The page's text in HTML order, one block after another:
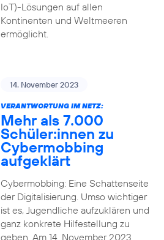
IoT)-Lösungen auf allen
Kontinenten und Weltmeeren
ermöglicht.
14. November 2023
VERANTWORTUNG IM NETZ:
Mehr als 7.000
Schüler:innen zu
Cybermobbing
aufgeklärt
Cybermobbing: Eine Schattenseite
der Digitalisierung. Umso wichtiger
ist es, Jugendliche aufzuklären und
ganz konkrete Hilfestellung zu
geben. Am 14. November 2023